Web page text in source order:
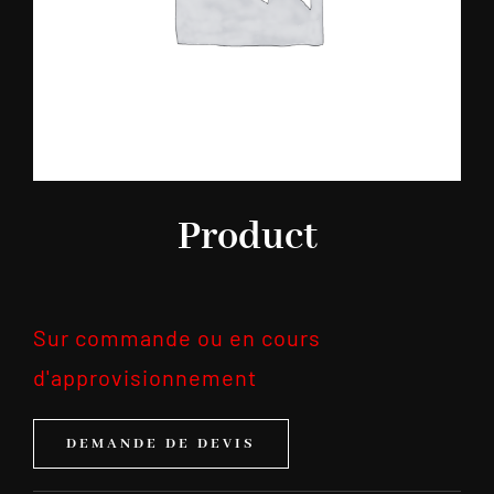
Product
Sur commande ou en cours
d'approvisionnement
DEMANDE DE DEVIS